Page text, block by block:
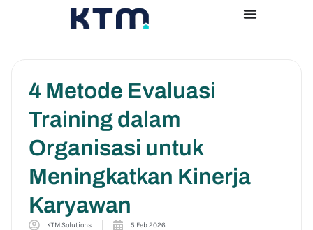
4 Metode Evaluasi
Training dalam
Organisasi untuk
Meningkatkan Kinerja
Karyawan
KTM Solutions 5 Feb 2026